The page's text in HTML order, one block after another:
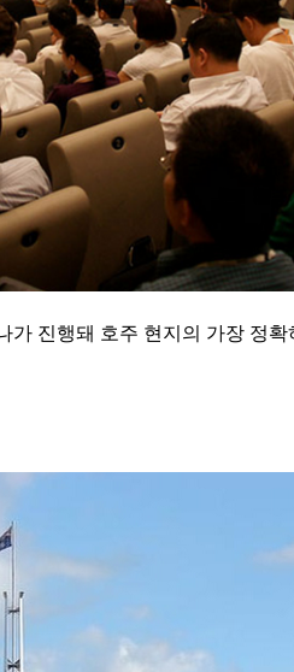
진행돼 호주 현지의 가장 정